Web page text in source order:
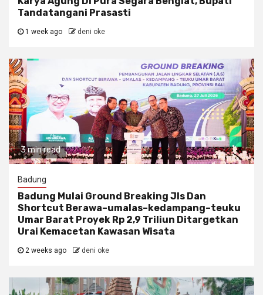
Tandatangani Prasasti
1 week ago deni oke
3 min read
Badung
Badung Mulai Ground Breaking Jls Dan
Shortcut Berawa–umalas–kedampang–teuku
Umar Barat Proyek Rp 2,9 Triliun Ditargetkan
Urai Kemacetan Kawasan Wisata
2 weeks ago deni oke